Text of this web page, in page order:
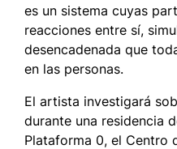
es un sistema cuyas
reacciones entre sí,
desencadenada que
en las personas.
El artista investigará
durante una residencia
Plataforma 0, el Centro